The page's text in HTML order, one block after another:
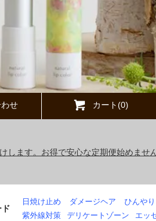
せ カート(0)
します。お得で安心な定期便始めま
日焼け止め ダメージヘア ひんや
紫外線対策
デリケートゾーン
エッ